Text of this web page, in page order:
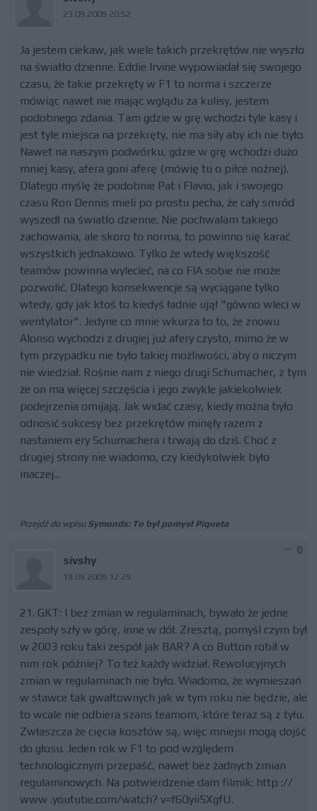
23.09.2009 20:52
Ja jestem ciekaw, jak wiele takich przekrętów nie wyszło
na światło dzienne. Eddie Irvine wypowiadał się swojego
czasu, że takie przekręty w F1 to norma i szczerze
mówiąc nawet nie mając wglądu za kulisy, jestem
podobnego zdania. Tam gdzie w grę wchodzi tyle kasy i
jest tyle miejsca na przekręty, nie ma siły aby ich nie było.
Nawet na naszym podwórku, gdzie w grę wchodzi dużo
mniej kasy, afera goni aferę (mówię tu o piłce nożnej).
Dlatego myślę że podobnie Pat i Flavio, jak i swojego
czasu Ron Dennis mieli po prostu pecha, że cały smród
wyszedł na światło dzienne. Nie pochwalam takiego
zachowania, ale skoro to norma, to powinno się karać
wszystkich jednakowo. Tylko że wtedy większość
teamów powinna wylecieć, na co FIA sobie nie może
pozwolić. Dlatego konsekwencje są wyciągane tylko
wtedy, gdy jak ktoś to kiedyś ładnie ujął "gówno wleci w
wentylator". Jedyne co mnie wkurza to to, że znowu
Alonso wychodzi z drugiej już afery czysto, mimo że w
tym przypadku nie było takiej możliwości, aby o niczym
nie wiedział. Rośnie nam z niego drugi Schumacher, z tym
że on ma więcej szczęścia i jego zwykle jakiekolwiek
podejrzenia omijają. Jak widać czasy, kiedy można było
odnosić sukcesy bez przekrętów minęły razem z
nastaniem ery Schumachera i trwają do dziś. Choć z
drugiej strony nie wiadomo, czy kiedykolwiek było
inaczej...
Przejdź do wpisu Symonds: To był pomysł Piqueta
sivshy
19.09.2009 12:29
0
21. GKT: I bez zmian w regulaminach, bywało że jedne
zespoły szły w górę, inne w dół. Zresztą, pomyśl czym był
w 2003 roku taki zespół jak BAR? A co Button robił w
nim rok później? To też każdy widział. Rewolucyjnych
zmian w regulaminach nie było. Wiadomo, że wymieszań
w stawce tak gwałtownych jak w tym roku nie będzie, ale
to wcale nie odbiera szans teamom, które teraz są z tyłu.
Zwłaszcza że cięcia kosztów są, więc mniejsi mogą dojść
do głosu. Jeden rok w F1 to pod względem
technologicznym przepaść, nawet bez żadnych zmian
regulaminowych. Na potwierdzenie dam filmik: http ://
www .youtube.com/watch? v=f6Qyii5XgfU.